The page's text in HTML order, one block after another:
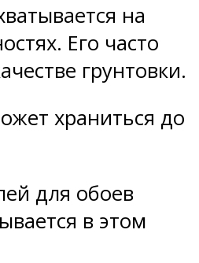
на
Его часто
грунтовки.
храниться до
для обоев
в этом